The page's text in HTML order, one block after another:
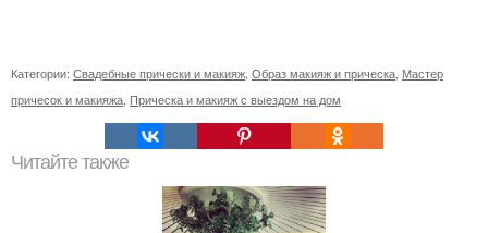
Категории: Свадебные прически и макияж Образ макияж и прическа Мастер
причесок и макияжа Прическа и макияж с выездом на дом
Читайте также